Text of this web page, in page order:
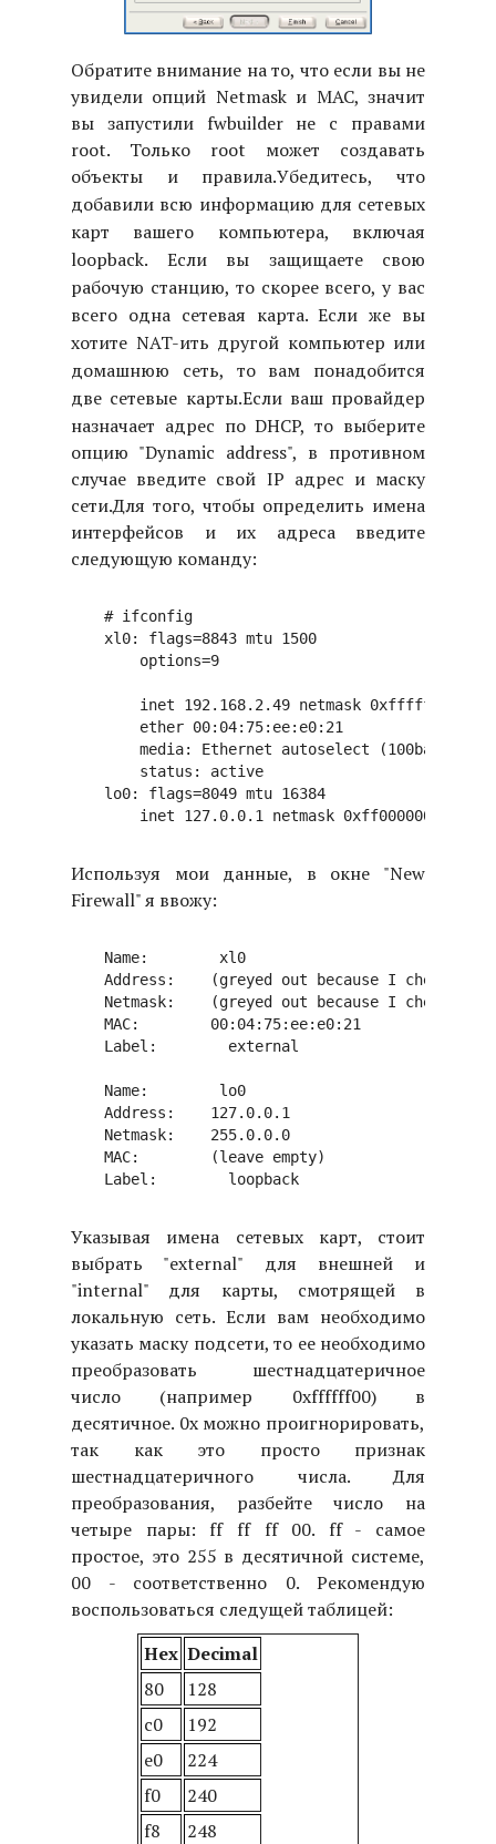
Обратите внимание на то, что если вы не
увидели опций Netmask и MAC, значит
вы запустили fwbuilder не с правами
root. Только root может создавать
объекты и правила.Убедитесь, что
добавили всю информацию для сетевых
карт вашего компьютера, включая
loopback. Если вы защищаете свою
рабочую станцию, то скорее всего, у вас
всего одна сетевая карта. Если же вы
хотите NAT-ить другой компьютер или
домашнюю сеть, то вам понадобится
две сетевые карты.Если ваш провайдер
назначает адрес по DHCP, то выберите
опцию "Dynamic address", в противном
случае введите свой IP адрес и маску
сети.Для того, чтобы определить имена
интерфейсов и их адреса введите
следующую команду:
# ifconfig
xl0: flags=8843 mtu 1500
    options=9
inet 192.168.2.49 netmask 0xffffff00
    ether 00:04:75:ee:e0:21
    media: Ethernet autoselect (100baseTX
    status: active
lo0: flags=8049 mtu 16384
Используя мои данные, в окне "New
Firewall" я ввожу:
Name:        xl0
Address:    (greyed out because I checked
Netmask:    (greyed out because I checked
MAC:        00:04:75:ee:e0:21
Label:        external
Name:        lo0
Address:    127.0.0.1
Netmask:    255.0.0.0
MAC:        (leave empty)
Указывая имена сетевых карт, стоит
выбрать "external" для внешней и
"internal" для карты, смотрящей в
локальную сеть. Если вам необходимо
указать маску подсети, то ее необходимо
преобразовать шестнадцатеричное
число (например 0xffffff00) в
десятичное. 0x можно проигнорировать,
так как это просто признак
шестнадцатеричного числа. Для
преобразования, разбейте число на
четыре пары: ff ff ff 00. ff - самое
простое, это 255 в десятичной системе,
00 - соответственно 0. Рекомендую
воспользоваться следущей таблицей:
Hex Decimal
80
128
c0
192
e0
224
f0
240
f8
248